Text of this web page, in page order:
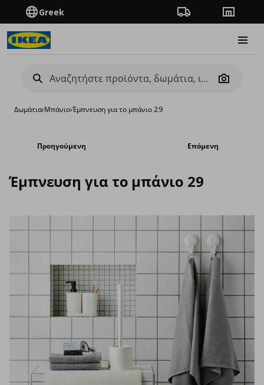
Greek Πορεία παραγγελίας
Camera
Δωμάτια›Μπάνιο›Έμπνευση για το μπάνιο 29
Προηγούμενη Επόμενη
Έμπνευση για το μπάνιο 29